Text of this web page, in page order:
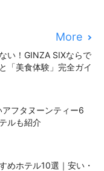
More
い！GINZA SIXならで
「美食体験」完全ガイ
アフタヌーンティー6
ルも紹介
めホテル10選｜安い・